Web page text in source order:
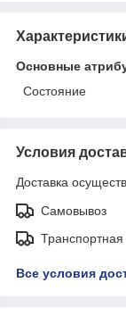
Основные
Состояние
Условия
Доставка
Самовывоз
Все условия